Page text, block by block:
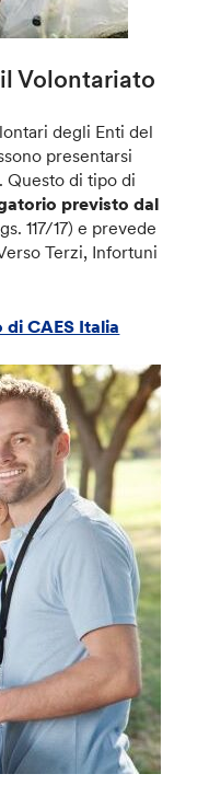
Volontariato
degli Enti del
presentarsi
Questo di tipo di
previsto dal
117/17) e prevede
Terzi, Infortuni
CAES Italia